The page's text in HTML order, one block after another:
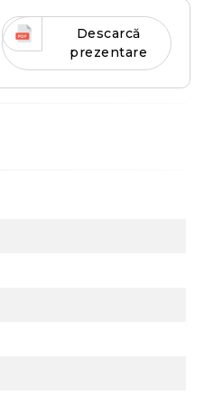
Descarcă
prezentare